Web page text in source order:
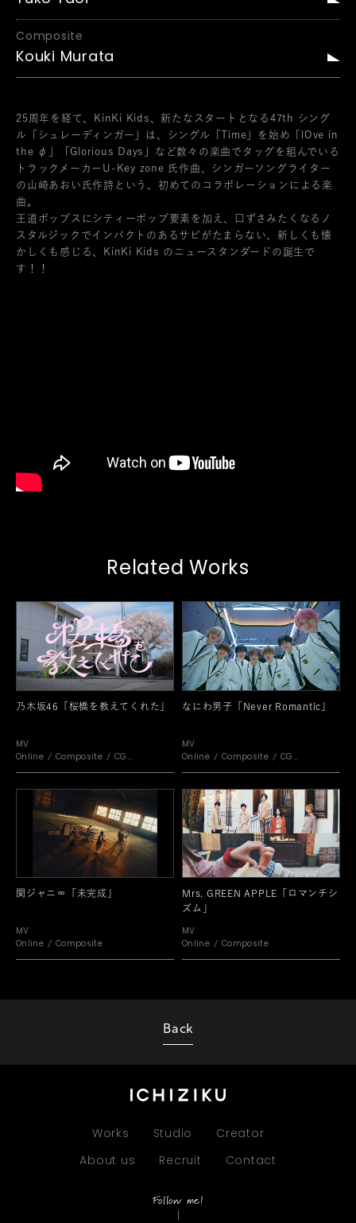
Composite
Kouki Murata
25周年を経て、KinKi Kids、新たなスタートとなる47th シング
ル「シュレーディンガー」は、シングル「Time」を始め「lOve in
the φ」「Glorious Days」など数々の楽曲でタッグを組んでいる
トラックメーカーU-Key zone 氏作曲、シンガーソングライター
の山崎あおい氏作詩という、初めてのコラボレーションによる楽
曲。
王道ポップスにシティーポップ要素を加え、口ずさみたくなるノ
スタルジックでインパクトのあるサビがたまらない、新しくも懐
かしくも感じる、KinKi Kids のニュースタンダードの誕生で
す！！
Related Works
乃木坂46「桜橋を教えてくれた」
MV
Online
Composite
CG
なにわ男子「Never Romantic」
MV
Online
Composite
CG
関ジャニ∞「未完成」
MV
Online
Composite
Mrs. GREEN APPLE「ロマンチシ
ズム」
MV
Online
Composite
Back
Works Studio Creator
About us Recruit Contact
Follow me!